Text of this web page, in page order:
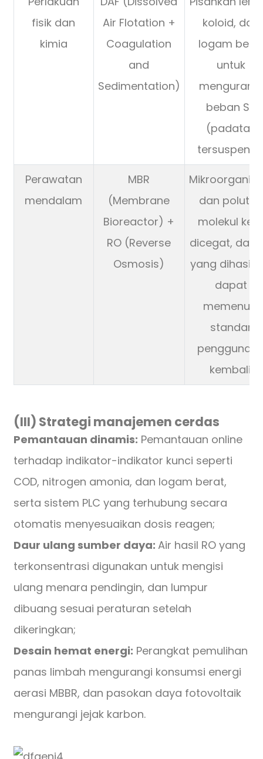
fisik dan
kimia
Air Flotation +
Coagulation
and
Sedimentation)
koloid, dan
logam
untuk
mengurangi
beban SS
(padatan
Perawatan
mendalam
MBR
(Membrane
Bioreactor) +
RO (Reverse
Osmosis)
dan polutan
molekul
dicegat, dan
yang
dapat
memenuhi
standar
kembali.
(III) Strategi manajemen cerdas
Pemantauan dinamis: Pemantauan online
terhadap indikator-indikator kunci seperti
COD, nitrogen amonia, dan logam berat,
serta sistem PLC yang terhubung secara
otomatis menyesuaikan dosis reagen;
Daur ulang sumber daya: Air hasil RO yang
terkonsentrasi digunakan untuk mengisi
ulang menara pendingin, dan lumpur
dibuang sesuai peraturan setelah
dikeringkan;
Desain hemat energi: Perangkat pemulihan
panas limbah mengurangi konsumsi energi
aerasi MBBR, dan pasokan daya fotovoltaik
mengurangi jejak karbon.